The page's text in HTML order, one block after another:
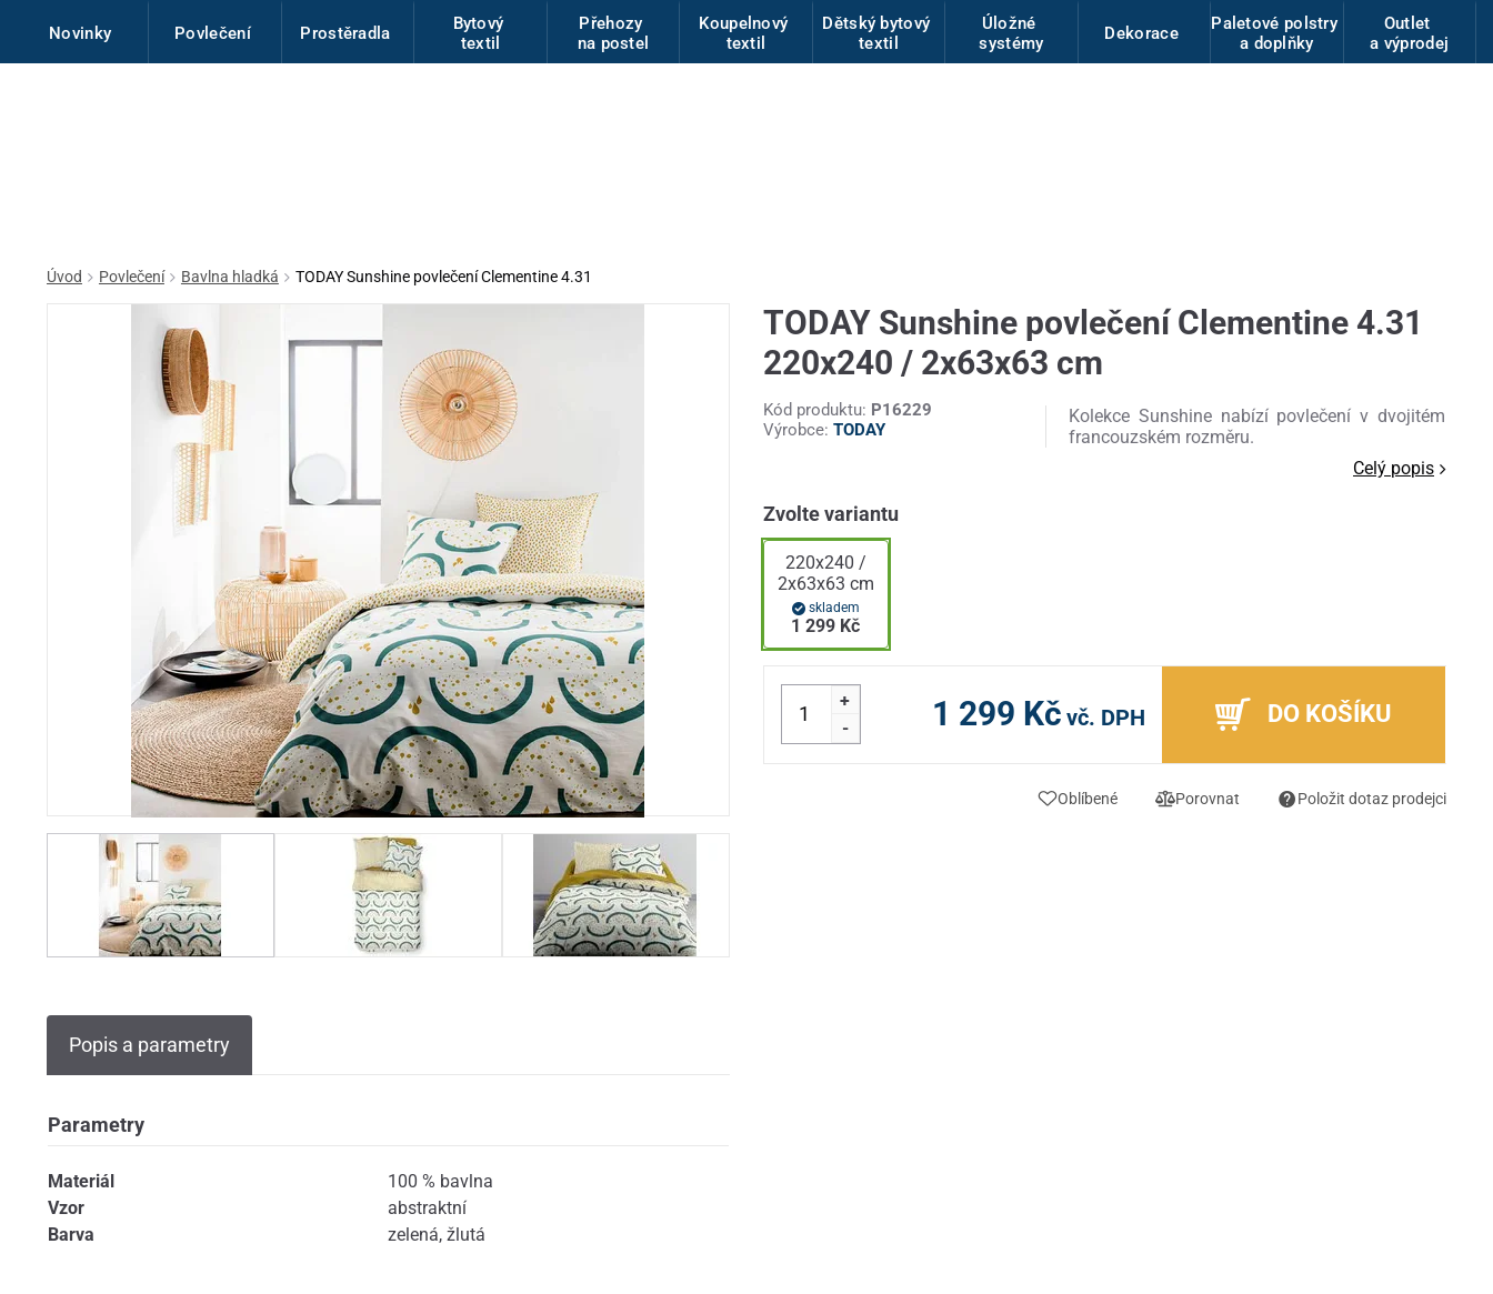
Novinky Povlečení Prostěradla
Bytový
textil
Přehozy
na postel
Koupelnový
textil
Dětský bytový
textil
Úložné
systémy
Dekorace
Paletové polstry
a doplňky
Outlet
a výprodej
Úvod Povlečení Bavlna hladká TODAY Sunshine povlečení Clementine 4.31
Popis a parametry
Parametry
Materiál
100 % bavlna
Vzor
abstraktní
Barva
zelená, žlutá
TODAY Sunshine povlečení Clementine 4.31
220x240 / 2x63x63 cm
Kód produktu: P16229
Výrobce: TODAY
Kolekce Sunshine nabízí povlečení v dvojitém
francouzském rozměru.
Celý popis
Zvolte variantu
220x240 /
2x63x63 cm
skladem
1 299 Kč
+
-
1 299 Kč vč. DPH DO KOŠÍKU
Oblíbené Porovnat Položit dotaz prodejci